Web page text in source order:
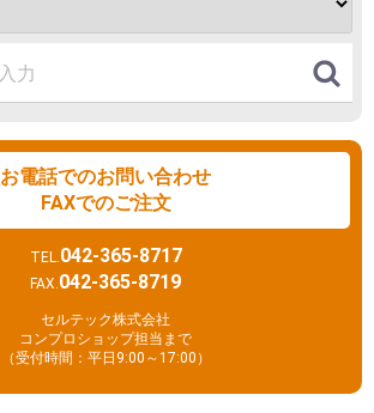
お電話でのお問い合わせ
FAXでのご注文
TEL.042-365-8717
FAX.042-365-8719
セルテック株式会社
コンプロショップ担当まで
（受付時間：平日9:00～17:00）